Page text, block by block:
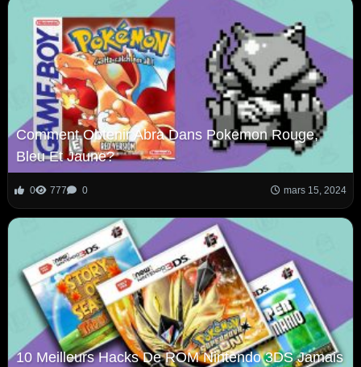
Comment Obtenir Abra Dans Pokemon Rouge,
Bleu Et Jaune?
0 777 0 mars 15, 2024
10 Meilleurs Hacks De ROM Nintendo 3DS Jamais